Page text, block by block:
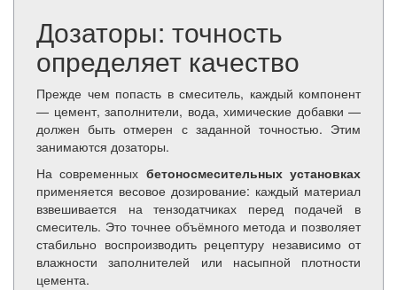
Дозаторы: точность
определяет качество
Прежде чем попасть в смеситель, каждый компонент
— цемент, заполнители, вода, химические добавки —
должен быть отмерен с заданной точностью. Этим
занимаются дозаторы.
На современных бетоносмесительных установках
применяется весовое дозирование: каждый материал
взвешивается на тензодатчиках перед подачей в
смеситель. Это точнее объёмного метода и позволяет
стабильно воспроизводить рецептуру независимо от
влажности заполнителей или насыпной плотности
цемента.